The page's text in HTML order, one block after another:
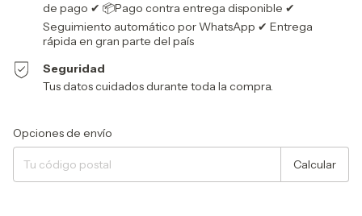
de pago ✔ 📦Pago contra entrega disponible ✔
Seguimiento automático por WhatsApp ✔ Entrega
rápida en gran parte del país
Seguridad
Tus datos cuidados durante toda la compra.
Entregas para el CP:
Opciones de envío
Calcular